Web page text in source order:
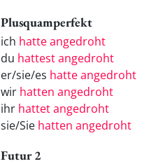
Plusquamperfekt
ich hatte angedroht
du hattest angedroht
er/sie/es hatte angedroht
wir hatten angedroht
ihr hattet angedroht
sie/Sie hatten angedroht
Futur 2